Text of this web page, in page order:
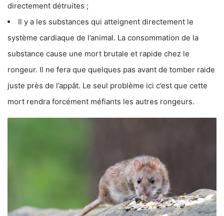
directement détruites ;
Il y a les substances qui atteignent directement le
système cardiaque de l’animal. La consommation de la
substance cause une mort brutale et rapide chez le
rongeur. Il ne fera que quelques pas avant de tomber raide
juste près de l’appât. Le seul problème ici c’est que cette
mort rendra forcément méfiants les autres rongeurs.